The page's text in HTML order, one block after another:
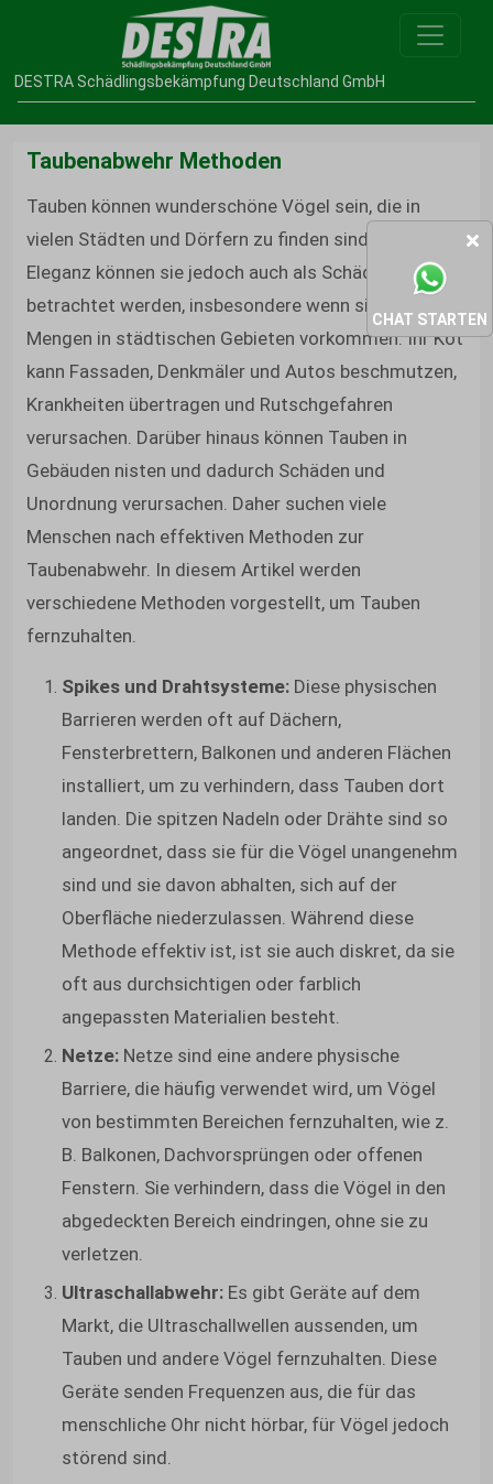
CHAT STARTEN
DESTRA Schädlingsbekämpfung Deutschland GmbH
Taubenabwehr Methoden
Tauben können wunderschöne Vögel sein, die in
vielen Städten und Dörfern zu finden sind. Trotz ihrer
Eleganz können sie jedoch auch als Schädlinge
betrachtet werden, insbesondere wenn sie in großen
Mengen in städtischen Gebieten vorkommen. Ihr Kot
kann Fassaden, Denkmäler und Autos beschmutzen,
Krankheiten übertragen und Rutschgefahren
verursachen. Darüber hinaus können Tauben in
Gebäuden nisten und dadurch Schäden und
Unordnung verursachen. Daher suchen viele
Menschen nach effektiven Methoden zur
Taubenabwehr. In diesem Artikel werden
verschiedene Methoden vorgestellt, um Tauben
fernzuhalten.
Spikes und Drahtsysteme: Diese physischen
Barrieren werden oft auf Dächern,
Fensterbrettern, Balkonen und anderen Flächen
installiert, um zu verhindern, dass Tauben dort
landen. Die spitzen Nadeln oder Drähte sind so
angeordnet, dass sie für die Vögel unangenehm
sind und sie davon abhalten, sich auf der
Oberfläche niederzulassen. Während diese
Methode effektiv ist, ist sie auch diskret, da sie
oft aus durchsichtigen oder farblich
angepassten Materialien besteht.
Netze: Netze sind eine andere physische
Barriere, die häufig verwendet wird, um Vögel
von bestimmten Bereichen fernzuhalten, wie z.
B. Balkonen, Dachvorsprüngen oder offenen
Fenstern. Sie verhindern, dass die Vögel in den
abgedeckten Bereich eindringen, ohne sie zu
verletzen.
Ultraschallabwehr: Es gibt Geräte auf dem
Markt, die Ultraschallwellen aussenden, um
Tauben und andere Vögel fernzuhalten. Diese
Geräte senden Frequenzen aus, die für das
menschliche Ohr nicht hörbar, für Vögel jedoch
störend sind.